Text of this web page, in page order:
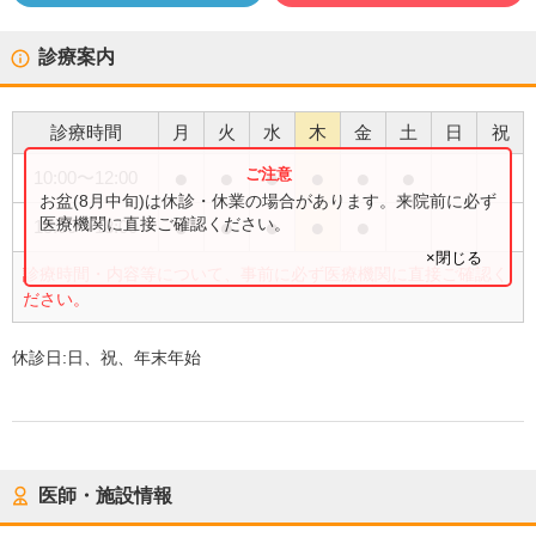
診療案内
診療時間 月 火 水 木 金 土 日 祝
●
15:00〜18:00 ● ● ●
診療時間・内容等について、事前に必ず医療機関に直接ご確認く
ださい。
お盆(8月中旬)は休診・休業の場合があります。来院前に必ず
医療機関に直接ご確認ください。
×閉じる
休診日:日、祝、年末年始
医師・施設情報